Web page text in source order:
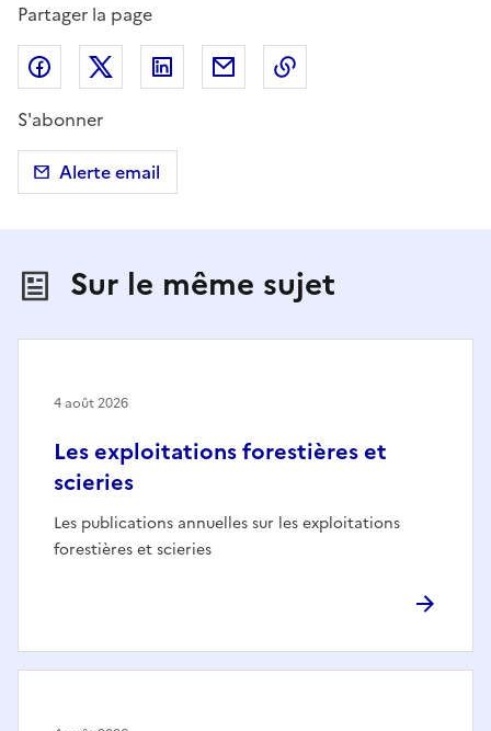
Partager la page
Partager sur Facebook
Partager sur X (anciennement Twitter)
Partager sur LinkedIn
Partager par email
S'abonner
Alerte email
Sur le même sujet
Les exploitations forestières et
scieries
Les publications annuelles sur les exploitations
forestières et scieries
4 août 2026